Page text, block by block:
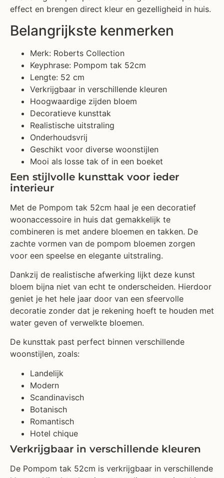
effect en brengen direct kleur en gezelligheid in huis.
Belangrijkste kenmerken
Merk: Roberts Collection
Keyphrase: Pompom tak 52cm
Lengte: 52 cm
Verkrijgbaar in verschillende kleuren
Hoogwaardige zijden bloem
Decoratieve kunsttak
Realistische uitstraling
Onderhoudsvrij
Geschikt voor diverse woonstijlen
Mooi als losse tak of in een boeket
Een stijlvolle kunsttak voor ieder
interieur
Met de Pompom tak 52cm haal je een decoratief
woonaccessoire in huis dat gemakkelijk te
combineren is met andere bloemen en takken. De
zachte vormen van de pompom bloemen zorgen
voor een speelse en elegante uitstraling.
Dankzij de realistische afwerking lijkt deze kunst
bloem bijna niet van echt te onderscheiden. Hierdoor
geniet je het hele jaar door van een sfeervolle
decoratie zonder dat je rekening hoeft te houden met
water geven of verwelkte bloemen.
De kunsttak past perfect binnen verschillende
woonstijlen, zoals:
Landelijk
Modern
Scandinavisch
Botanisch
Romantisch
Hotel chique
Verkrijgbaar in verschillende kleuren
De Pompom tak 52cm is verkrijgbaar in verschillende